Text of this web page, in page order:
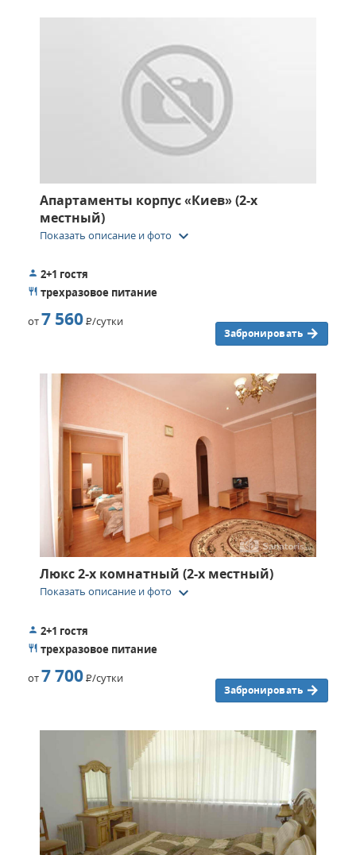
Апартаменты корпус «Киев» (2-х
местный)
Показать описание и фото keyboard_arrow_down
2+1 гостя
трехразовое питание
от7 560Р/сутки
Забронировать
Люкс 2-х комнатный (2-х местный)
Показать описание и фото keyboard_arrow_down
2+1 гостя
трехразовое питание
от7 700Р/сутки
Забронировать